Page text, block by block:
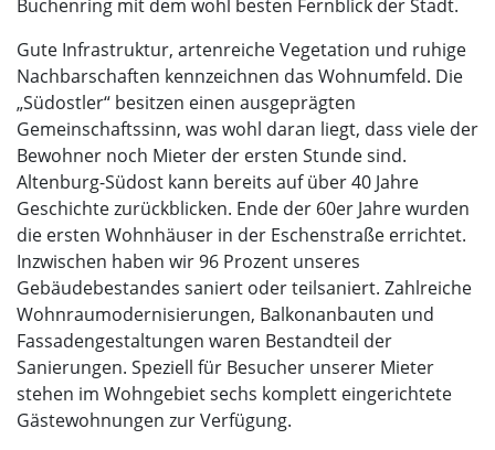
Buchenring mit dem wohl besten Fernblick der Stadt.
Gute Infrastruktur, artenreiche Vegetation und ruhige
Nachbarschaften kennzeichnen das Wohnumfeld. Die
„Südostler“ besitzen einen ausgeprägten
Gemeinschaftssinn, was wohl daran liegt, dass viele der
Bewohner noch Mieter der ersten Stunde sind.
Altenburg-Südost kann bereits auf über 40 Jahre
Geschichte zurückblicken. Ende der 60er Jahre wurden
die ersten Wohnhäuser in der Eschenstraße errichtet.
Inzwischen haben wir 96 Prozent unseres
Gebäudebestandes saniert oder teilsaniert. Zahlreiche
Wohnraumodernisierungen, Balkonanbauten und
Fassadengestaltungen waren Bestandteil der
Sanierungen. Speziell für Besucher unserer Mieter
stehen im Wohngebiet sechs komplett eingerichtete
Gästewohnungen zur Verfügung.